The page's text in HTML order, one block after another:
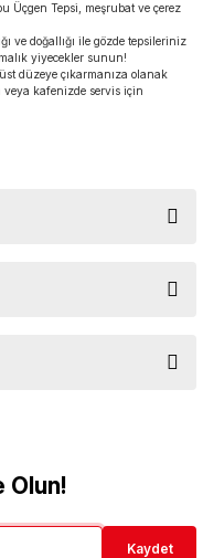
Üçgen Tepsi, meşrubat ve çerez
ve doğallığı ile gözde tepsileriniz
yiyecekler sunun!
düzeye çıkarmanıza olanak
veya kafenizde servis için
Olun!
Kaydet